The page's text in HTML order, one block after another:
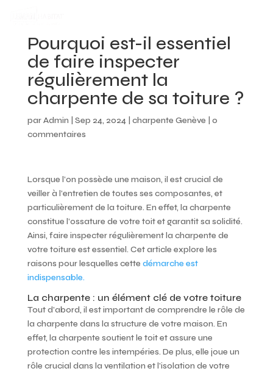
Pourquoi est-il essentiel
de faire inspecter
régulièrement la
charpente de sa toiture ?
parAdmin Sep 24, 2024| charpente Genève
0
commentaires
Lorsque l’on possède une maison, il est crucial de
veiller à l’entretien de toutes ses composantes, et
particulièrement de la toiture. En effet, la charpente
constitue l’ossature de votre toit et garantit sa solidité.
Ainsi, faire inspecter régulièrement la charpente de
votre toiture est essentiel. Cet article explore les
raisons pour lesquelles cette démarche est
indispensable.
La charpente : un élément clé de votre toiture
Tout d’abord, il est important de comprendre le rôle de
la charpente dans la structure de votre maison. En
effet, la charpente soutient le toit et assure une
protection contre les intempéries. De plus, elle joue un
rôle crucial dans la ventilation et l’isolation de votre